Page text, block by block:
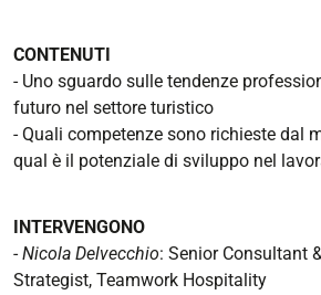
CONTENUTI
- Uno sguardo sulle tendenze
futuro nel settore turistico
- Quali competenze sono richieste dal
qual è il potenziale di sviluppo nel
INTERVENGONO
-Nicola Delvecchio: Senior Consultant
Strategist, Teamwork Hospitality